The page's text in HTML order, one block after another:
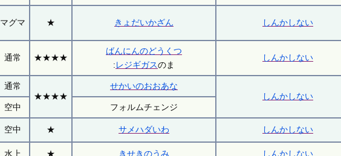
マグマ ★ きょだいかざん しんかしない
通常 ★★★★
ばんにんのどうくつ
:レジギガスのま
しんかしない
通常
★★★★
せかいのおおあな
しんかしない
空中 フォルムチェンジ
空中 ★ サメハダいわ しんかしない
水上 ★ きせきのうみ しんかしない